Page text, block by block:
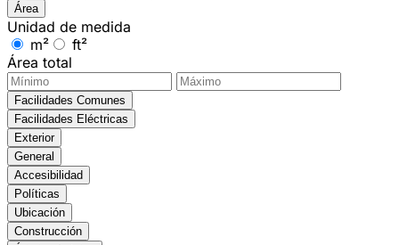
Área
Unidad de medida
m²
ft²
Área total
Facilidades Comunes
Facilidades Eléctricas
Exterior
General
Accesibilidad
Políticas
Ubicación
Construcción